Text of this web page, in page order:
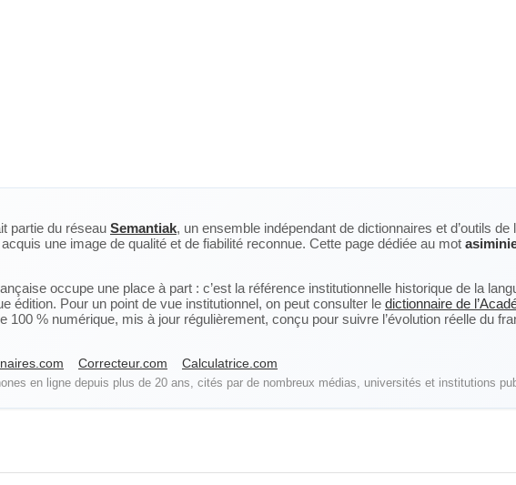
partie du réseau Semantiak, un ensemble indépendant de dictionnaires et d’outils
une image de qualité et de fiabilité reconnue. Cette page dédiée au mot
occupe une place à part : c’est la référence institutionnelle historique de la
édition. Pour un point de vue institutionnel, on peut consulter le dictionnaire de
100 % numérique, mis à jour régulièrement, conçu pour suivre l’évolution réelle du
Correcteur.com Calculatrice.com
en ligne depuis plus de 20 ans, cités par de nombreux médias, universités et institutions